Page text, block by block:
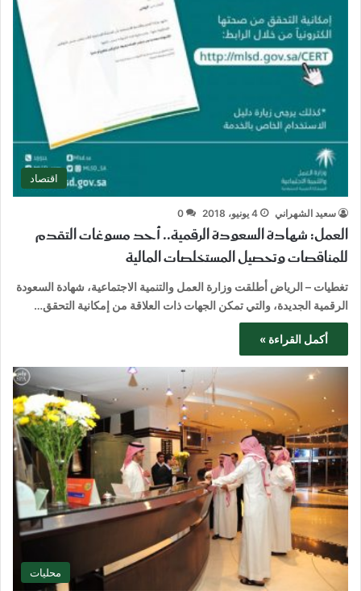
اقتصاد
سعيد الشهراني 4 يونيو، 2018 0
العمل: شهادة السعودة الرقمية.. أحد مسوغات التقدم
للمناقصات وتحصيل المستخلصات المالية
تغطيات – الرياض أطلقت وزارة العمل والتنمية الاجتماعية، شهادة السعودة
الرقمية الجديدة، والتي تمكن الجهات ذات العلاقة من إمكانية التحقق…
أكمل القراءة »
محليات